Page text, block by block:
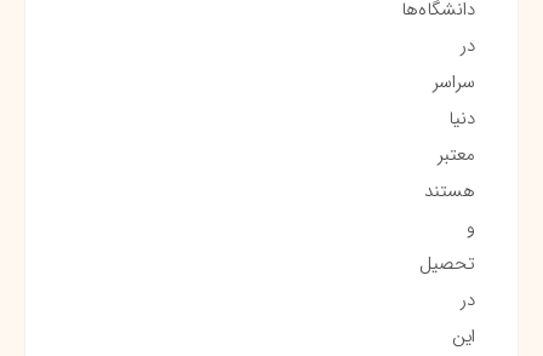
دانشگاه‌ها
در
سراسر
دنیا
معتبر
هستند
و
تحصیل
در
این